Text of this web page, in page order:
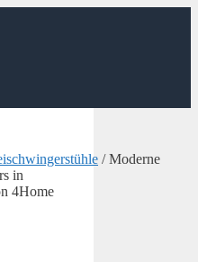
/ Moderne
in
4Home